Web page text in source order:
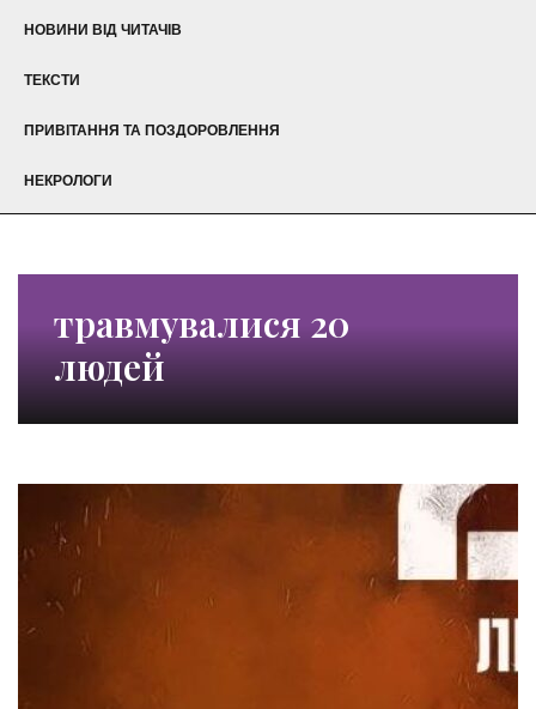
НОВИНИ ВІД ЧИТАЧІВ
ТЕКСТИ
ПРИВІТАННЯ ТА ПОЗДОРОВЛЕННЯ
НЕКРОЛОГИ
травмувалися 20
людей